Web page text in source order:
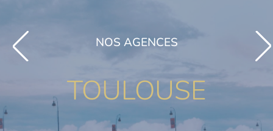
NOS AGENCES
TOULOUSE